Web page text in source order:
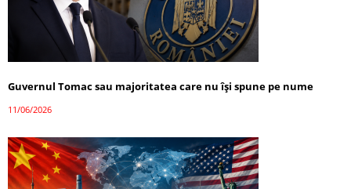
Guvernul Tomac sau majoritatea care nu își spune pe nume
11/06/2026